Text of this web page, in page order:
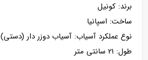
برند: کونیل
ساخت: اسپانیا
نوع عملکرد آسیاب: آسیاب دوزر دار (دستی)
طول: 21 سانتی متر